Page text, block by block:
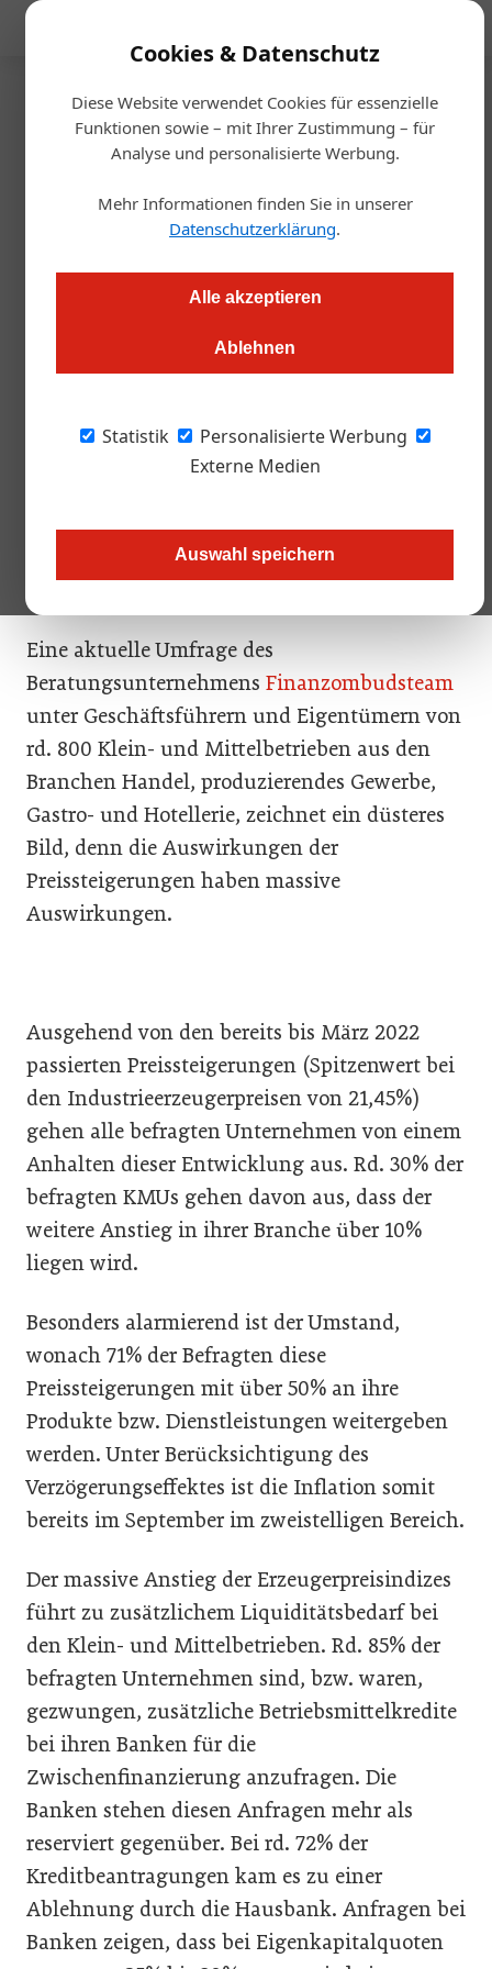
Cookies & Datenschutz
Diese Website verwendet Cookies für essenzielle
Funktionen sowie – mit Ihrer Zustimmung – für
Analyse und personalisierte Werbung.
Mehr Informationen finden Sie in unserer
Datenschutzerklärung.
Alle akzeptieren
Ablehnen
Statistik
Personalisierte Werbung
Externe Medien
Auswahl speichern
Startseite/Handel
Inflation bringt KMUs in
Bedrängnis
20.05.2022, 10:41 Uhr
Die Erzeugerpreise steigen im Rekordtempo, im Herbst wird
sieht es düster aus.
viele, allerdings adressieren diese in erster
Linie private Haushalte. Aber was ist mit
Eine aktuelle Umfrage des
Beratungsunternehmens Finanzombudsteam
unter Geschäftsführern und Eigentümern von
rd. 800 Klein- und Mittelbetrieben aus den
Branchen Handel, produzierendes Gewerbe,
Gastro- und Hotellerie, zeichnet ein düsteres
Bild, denn die Auswirkungen der
Preissteigerungen haben massive
Auswirkungen.
Ausgehend von den bereits bis März 2022
passierten Preissteigerungen (Spitzenwert bei
den Industrieerzeugerpreisen von 21,45%)
gehen alle befragten Unternehmen von einem
Anhalten dieser Entwicklung aus. Rd. 30% der
befragten KMUs gehen davon aus, dass der
weitere Anstieg in ihrer Branche über 10%
liegen wird.
Besonders alarmierend ist der Umstand,
wonach 71% der Befragten diese
Preissteigerungen mit über 50% an ihre
Produkte bzw. Dienstleistungen weitergeben
werden. Unter Berücksichtigung des
Verzögerungseffektes ist die Inflation somit
bereits im September im zweistelligen Bereich.
Der massive Anstieg der Erzeugerpreisindizes
führt zu zusätzlichem Liquiditätsbedarf bei
den Klein- und Mittelbetrieben. Rd. 85% der
befragten Unternehmen sind, bzw. waren,
gezwungen, zusätzliche Betriebsmittelkredite
bei ihren Banken für die
Zwischenfinanzierung anzufragen. Die
Banken stehen diesen Anfragen mehr als
reserviert gegenüber. Bei rd. 72% der
Kreditbeantragungen kam es zu einer
Ablehnung durch die Hausbank. Anfragen bei
Banken zeigen, dass bei Eigenkapitalquoten